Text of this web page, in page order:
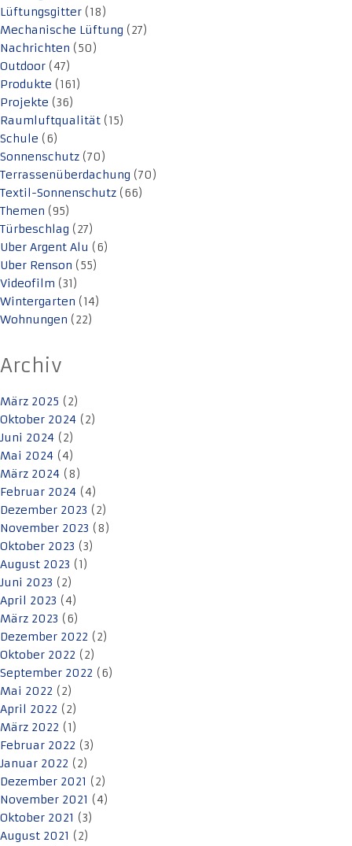
Lüftungsgitter (18)
Mechanische Lüftung (27)
Nachrichten (50)
Outdoor (47)
Produkte (161)
Projekte (36)
Raumluftqualität (15)
Schule (6)
Sonnenschutz (70)
Terrassenüberdachung (70)
Textil-Sonnenschutz (66)
Themen (95)
Türbeschlag (27)
Uber Argent Alu (6)
Uber Renson (55)
Videofilm (31)
Wintergarten (14)
Wohnungen (22)
Archiv
März 2025 (2)
Oktober 2024 (2)
Juni 2024 (2)
Mai 2024 (4)
März 2024 (8)
Februar 2024 (4)
Dezember 2023 (2)
November 2023 (8)
Oktober 2023 (3)
August 2023 (1)
Juni 2023 (2)
April 2023 (4)
März 2023 (6)
Dezember 2022 (2)
Oktober 2022 (2)
September 2022 (6)
Mai 2022 (2)
April 2022 (2)
März 2022 (1)
Februar 2022 (3)
Januar 2022 (2)
Dezember 2021 (2)
November 2021 (4)
Oktober 2021 (3)
August 2021 (2)